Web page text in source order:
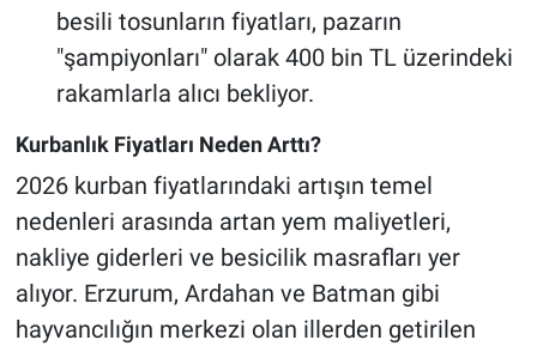
besili tosunların fiyatları, pazarın
"şampiyonları" olarak 400 bin TL üzerindeki
rakamlarla alıcı bekliyor.
Kurbanlık Fiyatları Neden Arttı?
2026 kurban fiyatlarındaki artışın temel
nedenleri arasında artan yem maliyetleri,
nakliye giderleri ve besicilik masrafları yer
alıyor. Erzurum, Ardahan ve Batman gibi
hayvancılığın merkezi olan illerden getirilen